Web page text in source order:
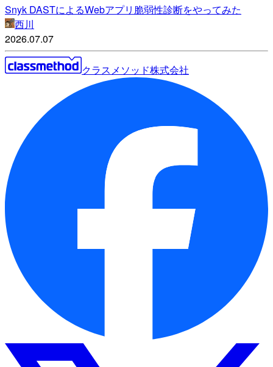
Snyk DASTによるWebアプリ脆弱性診断をやってみた
西川
2026.07.07
クラスメソッド株式会社